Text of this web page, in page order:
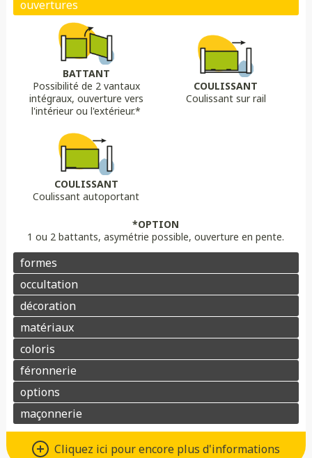
BATTANT
Possibilité de 2 vantaux
intégraux, ouverture vers
l'intérieur ou l'extérieur.*
COULISSANT
Coulissant sur rail
COULISSANT
Coulissant autoportant
*OPTION
1 ou 2 battants, asymétrie possible, ouverture en pente.
Biais bas Bombé inversé
Chapeau de gendarmeChapeau de gendarme inversé
Portail pleinPortail semi ajouré Portail ajouré
LAME
Lame 30 cm modulable
OPTION
lame ajourée
OPTION
Lame déco sur mesure
DÉCORS OPTIONS
AluminiumComposite
Pointes
Motorisation
Aluminium
Cliquez ici pour encore plus d'informations
Différents types d’ouvertures